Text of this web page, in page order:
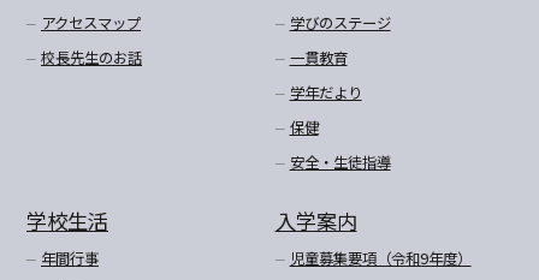
アクセスマップ
校長先生のお話
学びのステージ
一貫教育
学年だより
保健
安全・生徒指導
学校生活
年間行事
入学案内
児童募集要項（令和9年度）